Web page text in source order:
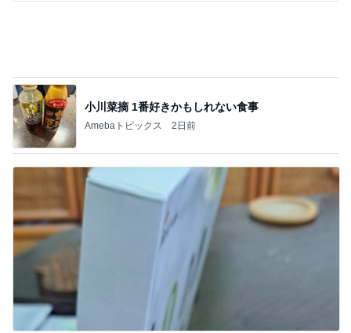
必ず買ってくるずんだ生クリーム大福
Amebaトピックス
記事を読む
川崎希 感謝を込めたポストカード
1日前